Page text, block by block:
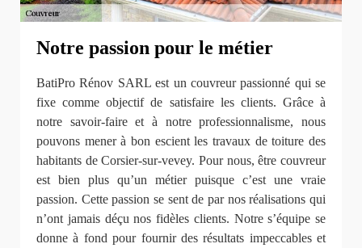
Notre passion pour le métier
BatiPro Rénov SARL est un couvreur passionné qui se
fixe comme objectif de satisfaire les clients. Grâce à
notre savoir-faire et à notre professionnalisme, nous
pouvons mener à bon escient les travaux de toiture des
habitants de Corsier-sur-vevey. Pour nous, être couvreur
est bien plus qu’un métier puisque c’est une vraie
passion. Cette passion se sent de par nos réalisations qui
n’ont jamais déçu nos fidèles clients. Notre s’équipe se
donne à fond pour fournir des résultats impeccables et